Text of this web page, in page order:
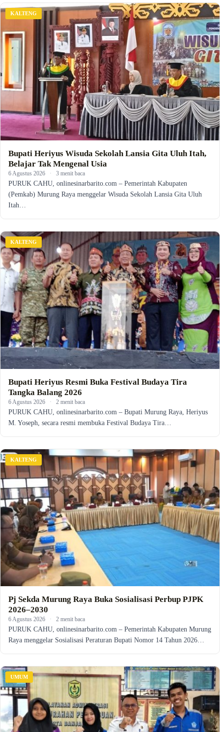
KALTENG
Bupati Heriyus Wisuda Sekolah Lansia Gita Uluh Itah,
Belajar Tak Mengenal Usia
6 Agustus 2026 · 3 menit baca
PURUK CAHU, onlinesinarbarito.com – Pemerintah Kabupaten
(Pemkab) Murung Raya menggelar Wisuda Sekolah Lansia Gita Uluh
Itah…
KALTENG
Bupati Heriyus Resmi Buka Festival Budaya Tira
Tangka Balang 2026
6 Agustus 2026 · 2 menit baca
PURUK CAHU, onlinesinarbarito.com – Bupati Murung Raya, Heriyus
M. Yoseph, secara resmi membuka Festival Budaya Tira…
KALTENG
Pj Sekda Murung Raya Buka Sosialisasi Perbup PJPK
2026–2030
6 Agustus 2026 · 2 menit baca
PURUK CAHU, onlinesinarbarito.com – Pemerintah Kabupaten Murung
Raya menggelar Sosialisasi Peraturan Bupati Nomor 14 Tahun 2026…
UMUM